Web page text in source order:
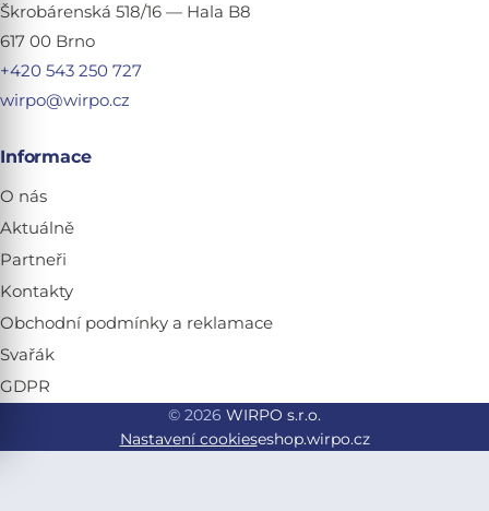
Škrobárenská 518/16 — Hala B8
617 00 Brno
+420 543 250 727
wirpo@wirpo.cz
Informace
O nás
Aktuálně
Partneři
Kontakty
Obchodní podmínky a reklamace
Svařák
GDPR
© 2026 WIRPO s.r.o.
Nastavení cookieseshop.wirpo.cz